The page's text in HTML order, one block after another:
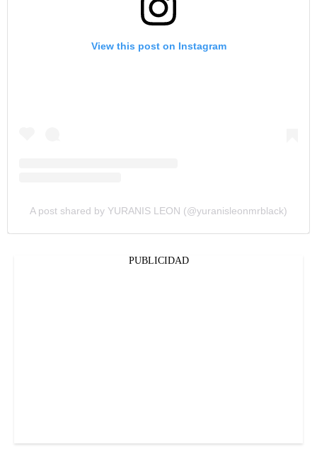
View this post on Instagram
A post shared by YURANIS LEON (@yuranisleonmrblack)
PUBLICIDAD